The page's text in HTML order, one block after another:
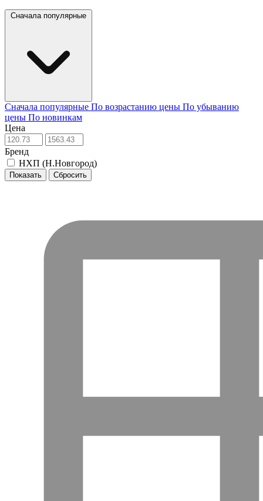
Сначала популярные
Сначала популярные По возрастанию цены По убыванию
цены По новинкам
Цена
Бренд
НХП (Н.Новгород)